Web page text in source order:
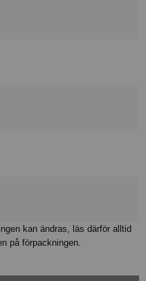
kan ändras, läs därför alltid
på förpackningen.